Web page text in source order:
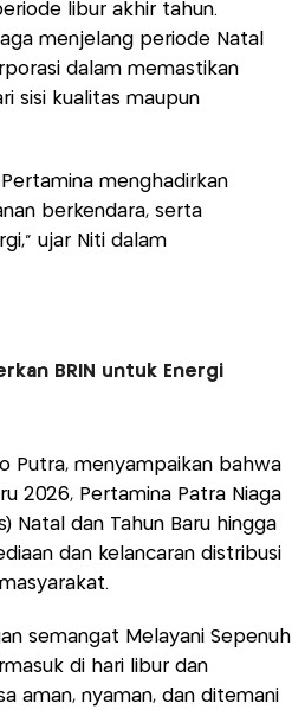
libur akhir tahun.
menjelang periode Natal
dalam memastikan
sisi kualitas maupun
menghadirkan
berkendara, serta
ujar Niti dalam
BRIN untuk Energi
Putra, menyampaikan bahwa
2026, Pertamina Patra Niaga
Natal dan Tahun Baru hingga
dan kelancaran distribusi
semangat Melayani Sepenuh
di hari libur dan
aman, nyaman, dan ditemani